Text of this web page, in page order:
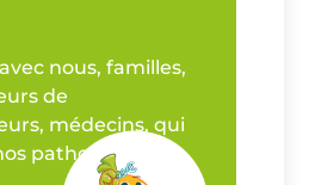
nous, familles,
de
médecins, qui
pathologies